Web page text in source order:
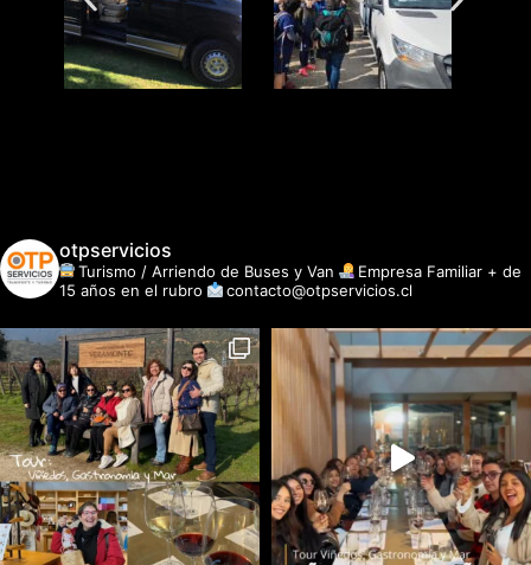
otpservicios
Turismo / Arriendo de Buses y Van
Empresa Familiar + de
15 años en el rubro
contacto@otpservicios.cl